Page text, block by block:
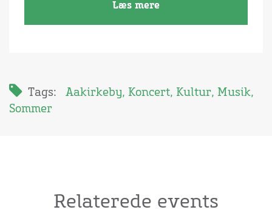
Læs mere
Tags: Aakirkeby, Koncert, Kultur, Musik,
Sommer
Relaterede events